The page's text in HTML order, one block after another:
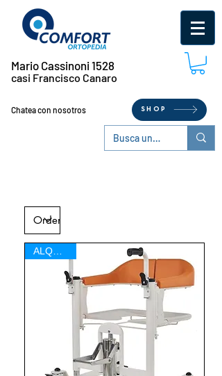
Mario Cassinoni 1528
casi Francisco Canaro
Chatea con nosotros SHOP